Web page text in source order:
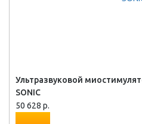
Ультразвуковой
SONIC
50 628 р.